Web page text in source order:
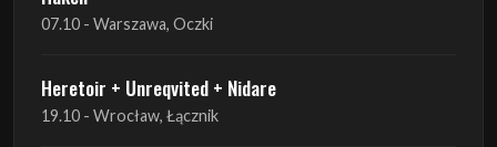
THE SISTERS OF MERCY
22.10 - Wrocław, A2 - Centrum Koncertowe